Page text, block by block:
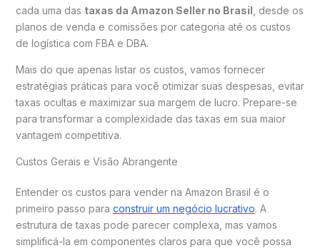
cada uma das taxas da Amazon Seller no Brasil , desde os
planos de venda e comissões por categoria até os custos
de logística com FBA e DBA.
Mais do que apenas listar os custos, vamos fornecer
estratégias práticas para você otimizar suas despesas, evitar
taxas ocultas e maximizar sua margem de lucro. Prepare-se
para transformar a complexidade das taxas em sua maior
vantagem competitiva.
Custos Gerais e Visão Abrangente
Entender os custos para vender na Amazon Brasil é o
primeiro passo para construir um negócio lucrativo. A
estrutura de taxas pode parecer complexa, mas vamos
simplificá-la em componentes claros para que você possa